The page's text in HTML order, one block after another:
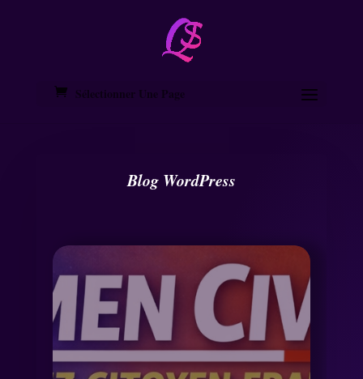
Sélectionner Une Page
Blog WordPress